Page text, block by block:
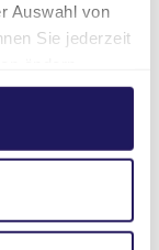
Auswahl von
Sie jederzeit
unserer